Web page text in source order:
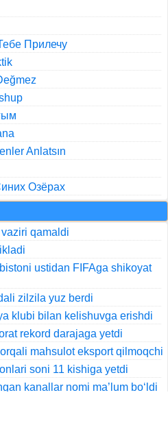
Прилечу
Anlatsın
Озёрах
qamaldi
ustidan FIFAga shikoyat
zilzila yuz berdi
klubi bilan kelishuvga erishdi
rekord darajaga yetdi
mahsulot eksport qilmoqchi
soni 11 kishiga yetdi
kanallar nomi ma’lum bo‘ldi